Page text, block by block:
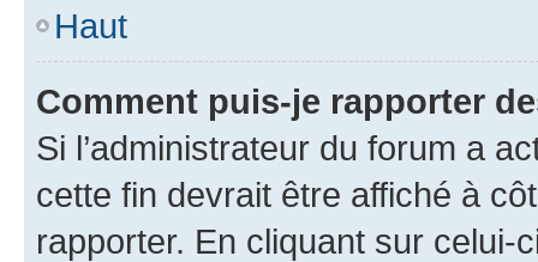
Haut
Comment puis-je rapporter
Si l’administrateur du forum a
cette fin devrait être affiché à
rapporter. En cliquant sur